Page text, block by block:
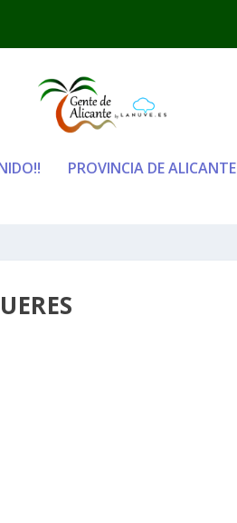
PROVINCIA DE ALICANTE